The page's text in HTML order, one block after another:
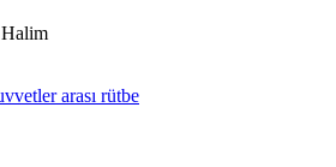
arası rütbe